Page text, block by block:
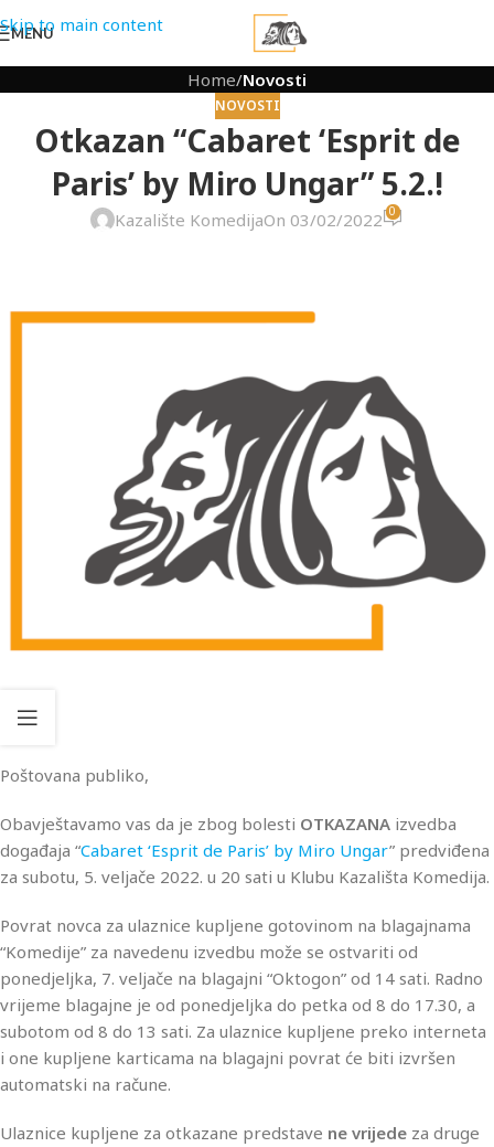
Skip to main content
MENU
Home/Novosti
NOVOSTI
Otkazan “Cabaret ‘Esprit de
Paris’ by Miro Ungar” 5.2.!
Kazalište KomedijaOn 03/02/2022 0
Poštovana publiko,
Obavještavamo vas da je zbog bolesti OTKAZANA izvedba
događaja “Cabaret ‘Esprit de Paris’ by Miro Ungar” predviđena
za subotu, 5. veljače 2022. u 20 sati u Klubu Kazališta Komedija.
Povrat novca za ulaznice kupljene gotovinom na blagajnama
“Komedije” za navedenu izvedbu može se ostvariti od
ponedjeljka, 7. veljače na blagajni “Oktogon” od 14 sati. Radno
vrijeme blagajne je od ponedjeljka do petka od 8 do 17.30, a
subotom od 8 do 13 sati. Za ulaznice kupljene preko interneta
i one kupljene karticama na blagajni povrat će biti izvršen
automatski na račune.
Ulaznice kupljene za otkazane predstave ne vrijede za druge